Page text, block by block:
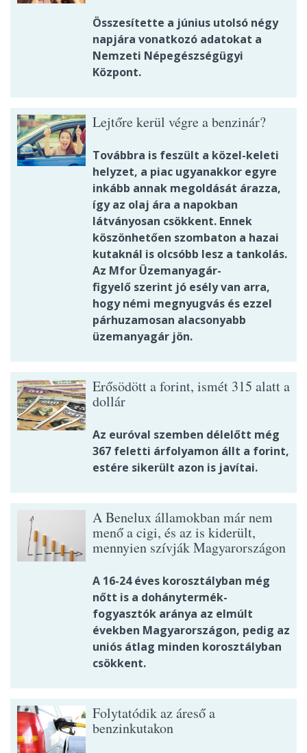
Összesítette a június utolsó négy
napjára vonatkozó adatokat a
Nemzeti Népegészségügyi
Központ.
Lejtőre kerül végre a benzinár?
Továbbra is feszült a közel-keleti
helyzet, a piac ugyanakkor egyre
inkább annak megoldását árazza,
így az olaj ára a napokban
látványosan csökkent. Ennek
köszönhetően szombaton a hazai
kutaknál is olcsóbb lesz a tankolás.
Az Mfor Üzemanyagár-
figyelő szerint jó esély van arra,
hogy némi megnyugvás és ezzel
párhuzamosan alacsonyabb
üzemanyagár jön.
Erősödött a forint, ismét 315 alatt a
dollár
Az euróval szemben délelőtt még
367 feletti árfolyamon állt a forint,
estére sikerült azon is javítai.
A Benelux államokban már nem
menő a cigi, és az is kiderült,
mennyien szívják Magyarországon
A 16-24 éves korosztályban még
nőtt is a dohánytermék-
fogyasztók aránya az elmúlt
években Magyarországon, pedig az
uniós átlag minden korosztályban
csökkent.
Folytatódik az áreső a
benzinkutakon